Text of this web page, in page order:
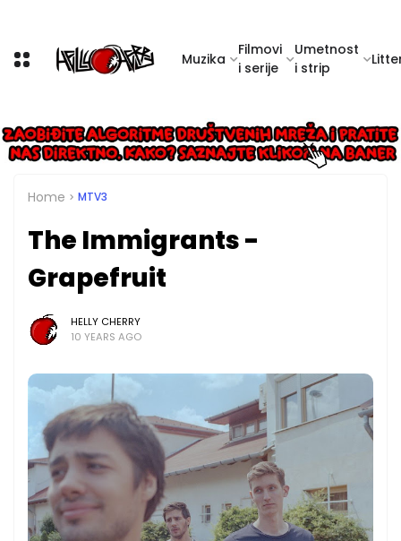
Muzika
Filmovi
i serije
Umetnost
i strip
Home MTV3
The Immigrants -
Grapefruit
HELLY CHERRY
10 YEARS AGO